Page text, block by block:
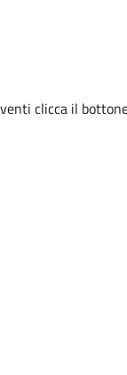
clicca il